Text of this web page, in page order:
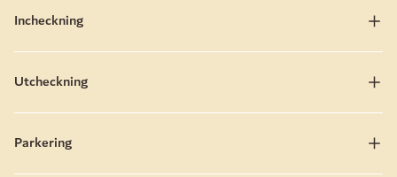
Incheckning
Utcheckning
Parkering